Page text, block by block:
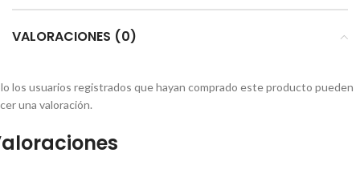
VALORACIONES (0)
los usuarios registrados que hayan comprado este producto pueden
una valoración.